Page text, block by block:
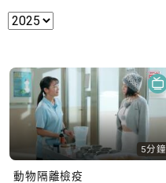
5分鐘
動物隔離檢疫